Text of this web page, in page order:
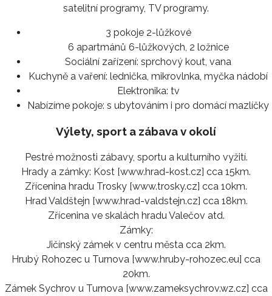
satelitní programy, TV programy.
3 pokoje 2-lůžkové
6 apartmánů 6-lůžkových, 2 ložnice
Sociální zařízení: sprchový kout, vana
Kuchyně a vaření: lednička, mikrovlnka, myčka nádobí
Elektronika: tv
Nabízíme pokoje: s ubytováním i pro domácí mazlíčky
Výlety, sport a zábava v okolí
Pestré možnosti zábavy, sportu a kulturního vyžití.
Hrady a zámky: Kost [www.hrad-kost.cz] cca 15km.
Zřícenina hradu Trosky [www.trosky.cz] cca 10km.
Hrad Valdštejn [www.hrad-valdstejn.cz] cca 18km.
Zřícenina ve skalách hradu Valečov atd.
Zámky:
Jičínský zámek v centru města cca 2km.
Hrubý Rohozec u Turnova [www.hruby-rohozec.eu] cca
20km.
Zámek Sychrov u Turnova [www.zameksychrov.wz.cz] cca